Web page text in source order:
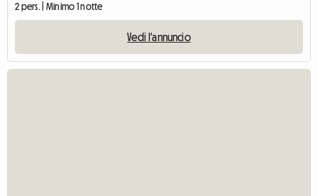
2 pers. | Minimo 1 notte
Vedi l'annuncio